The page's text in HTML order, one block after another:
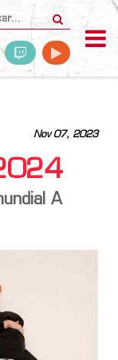
Nov 07, 2023
A